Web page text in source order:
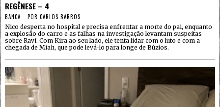
REGÊNESE – 4
BANCA POR CARLOS BARROS
Nico desperta no hospital e precisa enfrentar a morte do pai, enquanto
a explosão do carro e as falhas na investigação levantam suspeitas
sobre Ravi. Com Kira ao seu lado, ele tenta lidar com o luto e com a
chegada de Miah, que pode levá-lo para longe de Búzios.